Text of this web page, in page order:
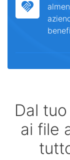
Dal
ai file